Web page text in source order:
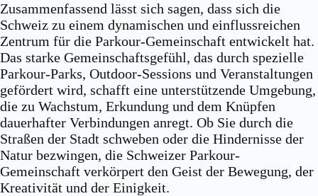
Zusammenfassend lässt sich sagen, dass sich die
Schweiz zu einem dynamischen und einflussreichen
Zentrum für die Parkour-Gemeinschaft entwickelt hat.
Das starke Gemeinschaftsgefühl, das durch spezielle
Parkour-Parks, Outdoor-Sessions und Veranstaltungen
gefördert wird, schafft eine unterstützende Umgebung,
die zu Wachstum, Erkundung und dem Knüpfen
dauerhafter Verbindungen anregt. Ob Sie durch die
Straßen der Stadt schweben oder die Hindernisse der
Natur bezwingen, die Schweizer Parkour-
Gemeinschaft verkörpert den Geist der Bewegung, der
Kreativität und der Einigkeit.